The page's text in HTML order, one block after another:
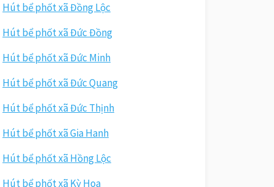
Hút bể phốt xã Đồng Lộc
Hút bể phốt xã Đức Đồng
Hút bể phốt xã Đức Minh
Hút bể phốt xã Đức Quang
Hút bể phốt xã Đức Thịnh
Hút bể phốt xã Gia Hanh
Hút bể phốt xã Hồng Lộc
Hút bể phốt xã Kỳ Hoa